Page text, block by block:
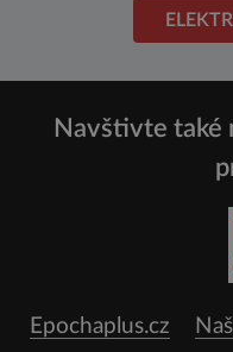
Navštivte také
Epochaplus.cz